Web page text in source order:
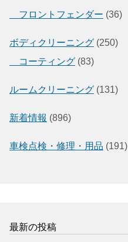
フロントフェンダー (36)
ボディクリーニング (250)
コーティング (83)
ルームクリーニング (131)
新着情報 (896)
車検点検・修理・用品 (191)
最新の投稿